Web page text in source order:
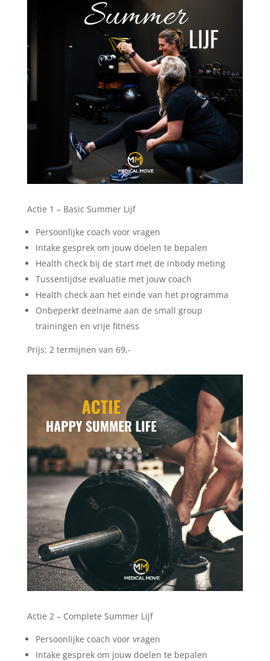
Actie 1 – Basic Summer Lijf
Persoonlijke coach voor vragen
Intake gesprek om jouw doelen te bepalen
Health check bij de start met de inbody meting
Tussentijdse evaluatie met jouw coach
Health check aan het einde van het programma
Onbeperkt deelname aan de small group
trainingen en vrije fitness
Prijs: 2 termijnen van 69,-
Actie 2 – Complete Summer Lijf
Persoonlijke coach voor vragen
Intake gesprek om jouw doelen te bepalen